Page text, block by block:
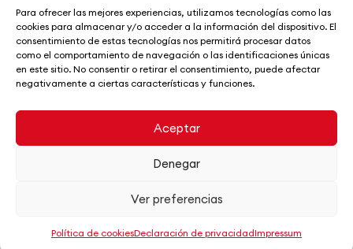
Para ofrecer las mejores experiencias, utilizamos tecnologías como las
cookies para almacenar y/o acceder a la información del dispositivo. El
consentimiento de estas tecnologías nos permitirá procesar datos
como el comportamiento de navegación o las identificaciones únicas
en este sitio. No consentir o retirar el consentimiento, puede afectar
negativamente a ciertas características y funciones.
Aceptar
Denegar
Ver preferencias
Política de cookiesDeclaración de privacidadImpressum
La Ruta del Vino
Museo del Vino
Noticias
Contacto